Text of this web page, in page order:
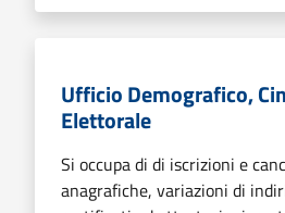
Ufficio Demografico,
Elettorale
Si occupa di di iscrizioni e
anagrafiche, variazioni di